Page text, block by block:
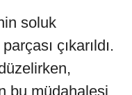
soluk
çıkarıldı.
bu müdahalesi